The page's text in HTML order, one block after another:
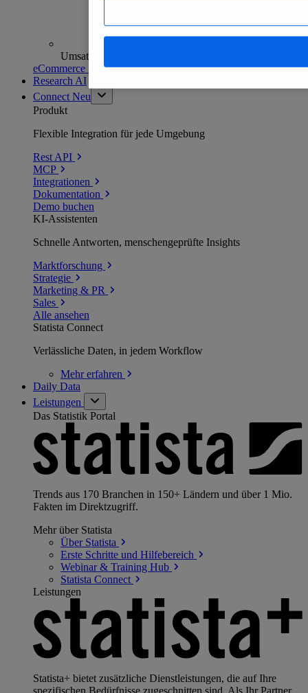
Umsatzanalysen und -prognosen
eCommerce Insights entdecken
Research AI
Connect Neu
Produkt
Flexible Integration für jede Umgebung
Rest API
MCP
Integrationen
Dokumentation
Demo buchen
KI-Assistenten
Schnelle Antworten, menschengeprüfte Insights
Marktforschung
Strategie
Marketing & PR
Sales
Alle ansehen
Statista Connect
Verlässliche Daten, in jedem Workflow
Mehrerfahren
Daily Data
Leistungen
Das Statistik Portal
Trends aus 170 Branchen in 150+ Ländern und über 1 Mio.
Fakten im Direktzugriff.
Mehr über Statista
Über Statista
Erste Schritte und Hilfebereich
Webinar & Training Hub
Statista Connect
Leistungen
Statista+ bietet zusätzliche Dienstleistungen, die auf Ihre
spezifischen Bedürfnisse zugeschnitten sind. Als Ihr Partner